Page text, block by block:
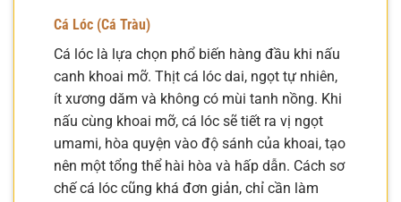
Cá Lóc (Cá Tràu)
Cá lóc là lựa chọn phổ biến hàng đầu khi nấu
canh khoai mỡ. Thịt cá lóc dai, ngọt tự nhiên,
ít xương dăm và không có mùi tanh nồng. Khi
nấu cùng khoai mỡ, cá lóc sẽ tiết ra vị ngọt
umami, hòa quyện vào độ sánh của khoai, tạo
nên một tổng thể hài hòa và hấp dẫn. Cách sơ
chế cá lóc cũng khá đơn giản, chỉ cần làm